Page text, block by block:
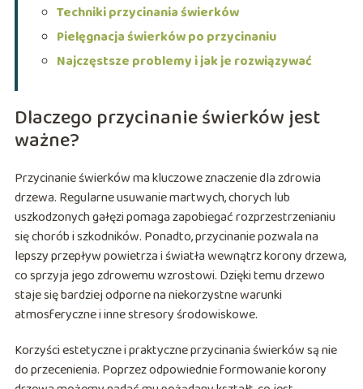
Techniki przycinania świerków
Pielęgnacja świerków po przycinaniu
Najczęstsze problemy i jak je rozwiązywać
Dlaczego przycinanie świerków jest
ważne?
Przycinanie świerków ma kluczowe znaczenie dla zdrowia
drzewa. Regularne usuwanie martwych, chorych lub
uszkodzonych gałęzi pomaga zapobiegać rozprzestrzenianiu
się chorób i szkodników. Ponadto, przycinanie pozwala na
lepszy przepływ powietrza i światła wewnątrz korony drzewa,
co sprzyja jego zdrowemu wzrostowi. Dzięki temu drzewo
staje się bardziej odporne na niekorzystne warunki
atmosferyczne i inne stresory środowiskowe.
Korzyści estetyczne i praktyczne przycinania świerków są nie
do przecenienia. Poprzez odpowiednie formowanie korony